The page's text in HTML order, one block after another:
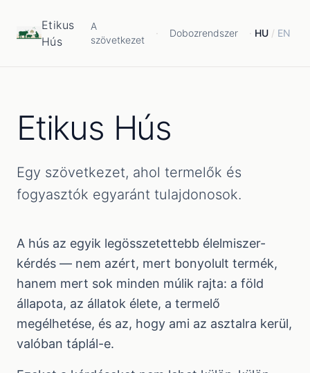
Etikus
Hús
A
szövetkezet
· Dobozrendszer · HU / EN
Etikus Hús
Egy szövetkezet, ahol termelők és
fogyasztók egyaránt tulajdonosok.
A hús az egyik legösszetettebb élelmiszer-
kérdés — nem azért, mert bonyolult termék,
hanem mert sok minden múlik rajta: a föld
állapota, az állatok élete, a termelő
megélhetése, és az, hogy ami az asztalra kerül,
valóban táplál-e.